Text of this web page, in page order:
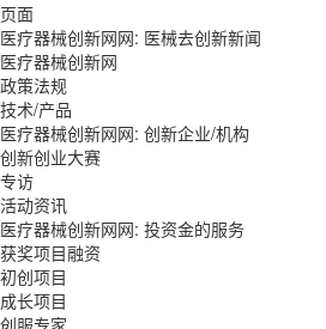
页面
医疗器械创新网网: 医械去创新新闻
医疗器械创新网
政策法规
技术/产品
医疗器械创新网网: 创新企业/机构
创新创业大赛
专访
活动资讯
医疗器械创新网网: 投资金的服务
获奖项目融资
初创项目
成长项目
创服专家